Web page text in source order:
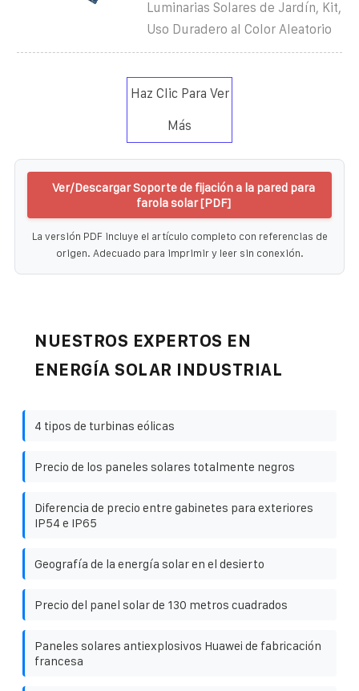
Luminarias Solares de Jardín, Kit,
Uso Duradero al Color Aleatorio
Haz Clic Para Ver
Más
Ver/Descargar Soporte de fijación a la pared para
farola solar [PDF]
La versión PDF incluye el artículo completo con referencias de
origen. Adecuado para imprimir y leer sin conexión.
NUESTROS EXPERTOS EN
ENERGÍA SOLAR INDUSTRIAL
4 tipos de turbinas eólicas
Precio de los paneles solares totalmente negros
Diferencia de precio entre gabinetes para exteriores
IP54 e IP65
Geografía de la energía solar en el desierto
Precio del panel solar de 130 metros cuadrados
Paneles solares antiexplosivos Huawei de fabricación
francesa